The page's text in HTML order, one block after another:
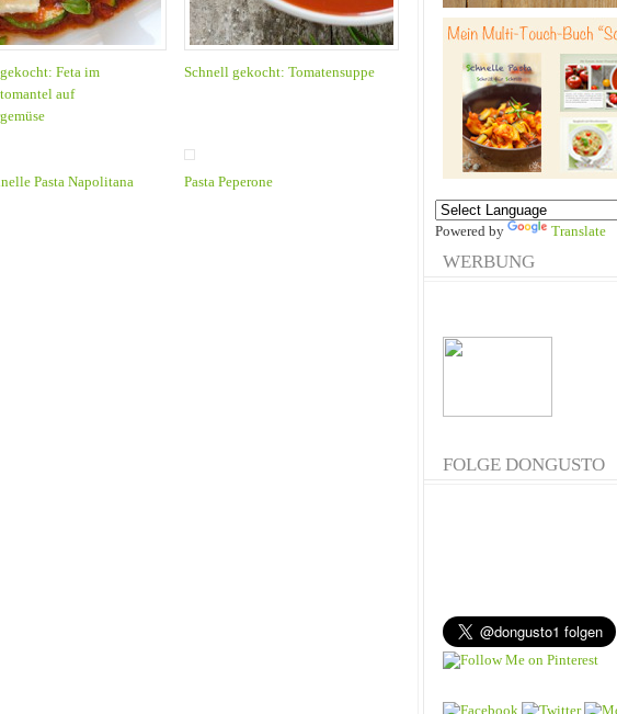
Feta im
auf
Schnell gekocht: Tomatensuppe
Pasta Napolitana Pasta Peperone
Powered by Translate
WERBUNG
FOLGE DONGUSTO